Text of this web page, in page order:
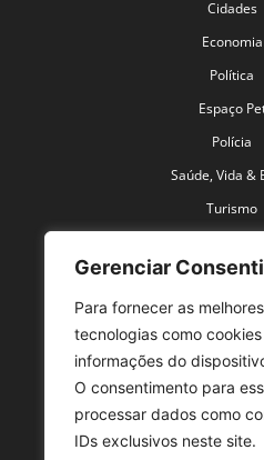
Gerenciar
Para fornecer as
tecnologias como
informações do
O consentimento para
processar dados como
IDs exclusivos neste site.
Cidades
Economia
Política
Espaço
Polícia
Saúde, Vida &
Turismo